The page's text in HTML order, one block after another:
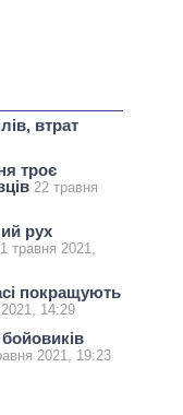
втрат
троє
22 травня
рух
травня 2021,
покращують
14:29
2021, 19:23